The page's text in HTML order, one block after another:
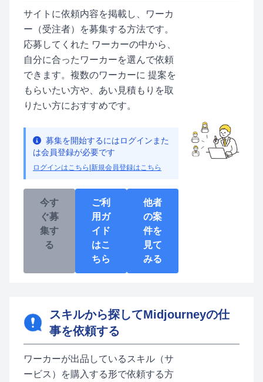
サイトに依頼内容を掲載し、ワーカ
ー（受注者）を募集する方法です。
応募してくれた ワーカーの中から、
自分に合ったワーカーを選んで依頼
できます。複数のワーカーに 提案を
もらいたい方や、あい見積もりを取
りたい方におすすめです。
募集を開始するにはログインまた
は会員登録が必要です
ログインはこちら 新規会員登録はこちら
今す
ぐ募
集す
る
ご利
用ガ
イド
はこ
ちら
他者
の案
件を
見て
みる
スキルから探してMidjourneyの仕
事を依頼する
ワーカーが出品しているスキル（サ
ービス）を購入する形で依頼する方